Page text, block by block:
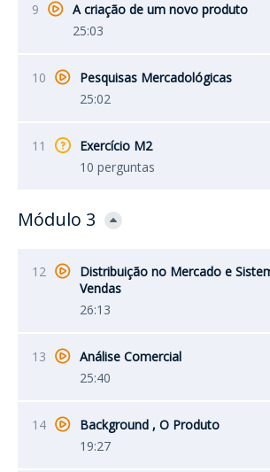
9
A criação de um novo produto
25:03
10
Pesquisas Mercadológicas
25:02
11
Exercício M2
10 perguntas
Módulo 3
12
Distribuição no Mercado e
Vendas
26:13
13
Análise Comercial
25:40
14
Background , O Produto
19:27